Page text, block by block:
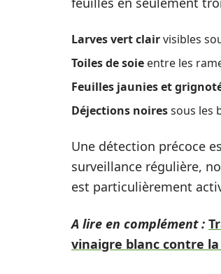
Larves vert clairvisibles
Toiles de soie entre les
Feuilles jaunies et
Déjections noiressous les
Une détection précoce
surveillance régulière,
est particulièrement
A lire en complément :
vinaigre blanc contre